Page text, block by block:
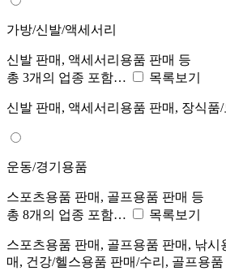
가방/신발/액세서리
신발 판매, 액세서리용품 판매 등
총 3개의 업종 포함…
목록보기
신발 판매, 액세서리용품 판매, 장식품/
운동/경기용품
스포츠용품 판매, 골프용품 판매 등
총 8개의 업종 포함…
목록보기
스포츠용품 판매, 골프용품 판매, 낚시
매, 건강/헬스용품 판매/수리, 골프용